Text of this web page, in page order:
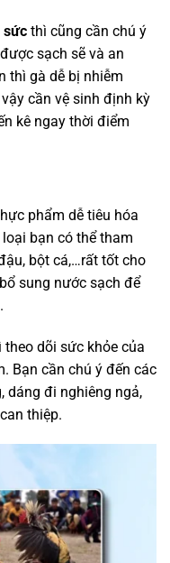
sức thì cũng cần chú ý
sạch sẽ và an
thì gà dễ bị nhiễm
cần vệ sinh định kỳ
kê ngay thời điểm
phẩm dễ tiêu hóa
bạn có thể tham
bột cá,…rất tốt cho
sung nước sạch để
dõi sức khỏe của
Bạn cần chú ý đến các
dáng đi nghiêng ngả,
thiệp.